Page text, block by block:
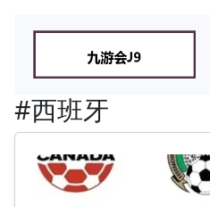
#西班牙